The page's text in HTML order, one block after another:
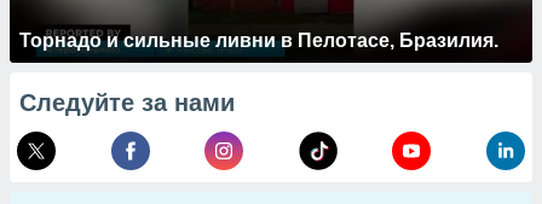
Торнадо и сильные ливни в Пелотасе, Бразилия.
Следуйте за нами